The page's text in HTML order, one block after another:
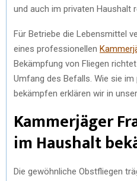
und auch im privaten Haushalt
Für Betriebe die Lebensmittel
eines professionellen
Bekämpfung von Fliegen
Umfang des Befalls. Wie sie im
bekämpfen erklären wir in
Kammerjäger
im Haushalt
Die gewöhnliche Obstfliegen